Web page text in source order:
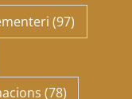
(97)
(78)